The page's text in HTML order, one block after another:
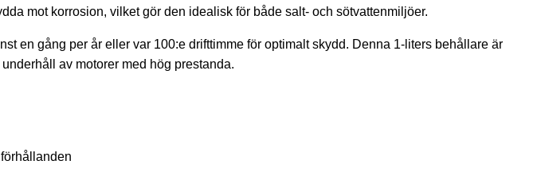
mot korrosion, vilket gör den idealisk för både salt- och sötvattenmiljöer.
en gång per år eller var 100:e drifttimme för optimalt skydd. Denna 1-liters behållare är
av motorer med hög prestanda.